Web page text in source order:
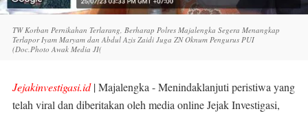
TW Korban Pernikahan Terlarang, Berharap Polres Majalengka Segera Menangkap
Terlapor Iyam Maryam dan Abdul Azis Zaidi Juga ZN Oknum Pengurus PUI
(Doc.Photo Awak Media JI(
Jejakinvestigasi.id| Majalengka - Menindaklanjuti peristiwa yang
telah viral dan diberitakan oleh media onlineJejak Investigasi,